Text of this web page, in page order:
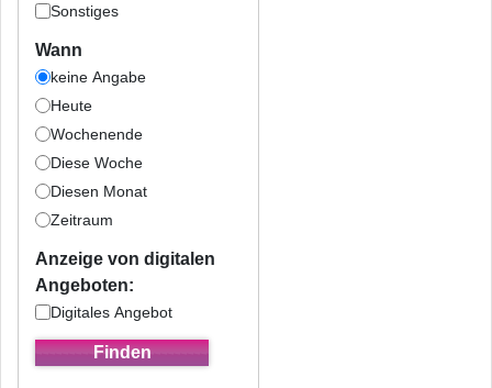
Sonstiges
Wann
keine Angabe
Heute
Wochenende
Diese Woche
Diesen Monat
Zeitraum
Anzeige von digitalen
Angeboten:
Digitales Angebot